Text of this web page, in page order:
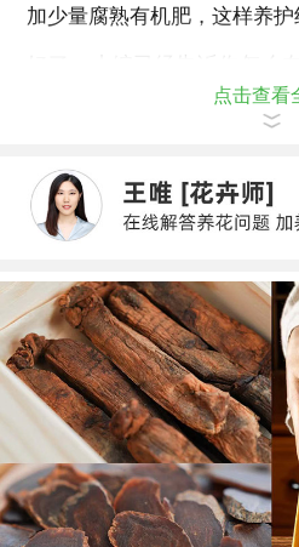
加少量腐熟有机肥，这样养护
在冷空气又要来了，快快保
点击查看